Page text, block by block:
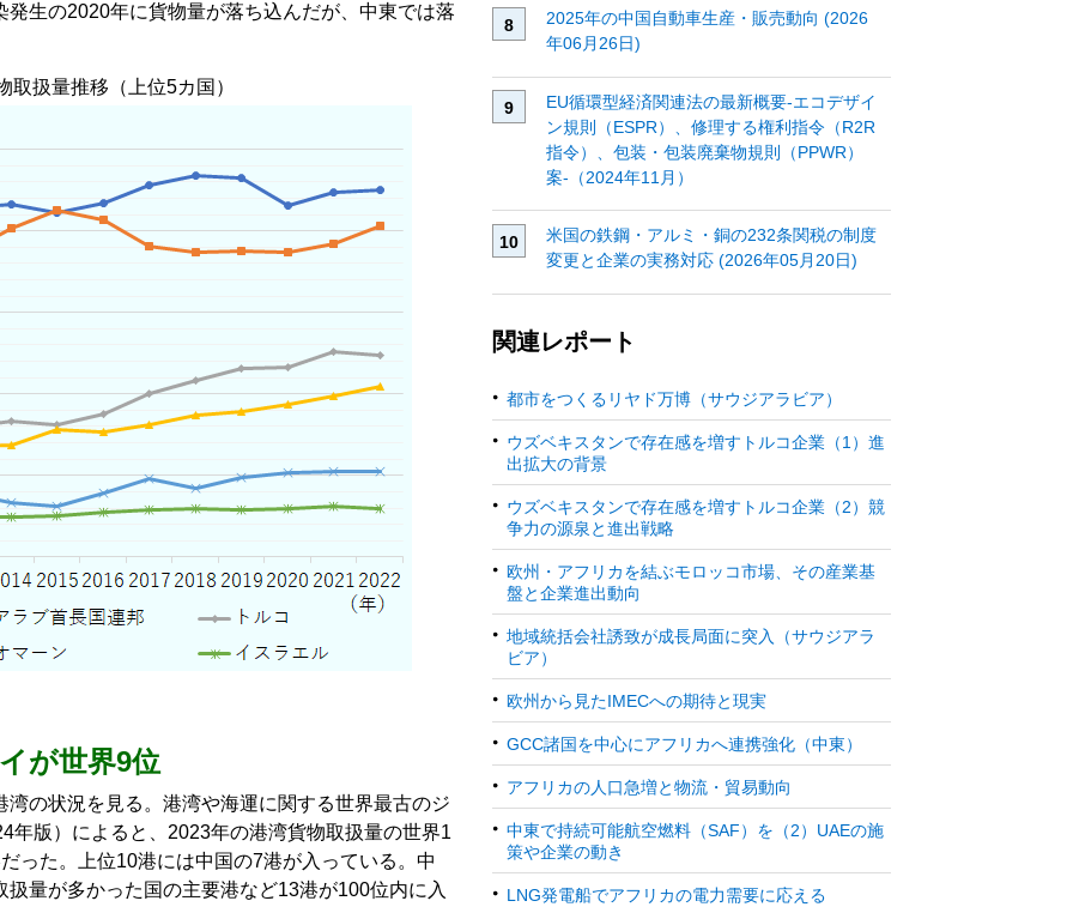
生の2020年に貨物量が落ち込んだが、中東では落
取扱量推移（上位5カ国）
が世界9位
の状況を見る。港湾や海運に関する世界最古のジ
年版）によると、2023年の港湾貨物取扱量の世界1
った。上位10港には中国の7港が入っている。中
量が多かった国の主要港など13港が100位内に入
2025年の中国自動車生産・販売動向 (2026
年06月26日)
EU循環型経済関連法の最新概要‐エコデザイ
ン規則（ESPR）、修理する権利指令（R2R
指令）、包装・包装廃棄物規則（PPWR）
案‐（2024年11月）
米国の鉄鋼・アルミ・銅の232条関税の制度
変更と企業の実務対応 (2026年05月20日)
関連レポート
都市をつくるリヤド万博（サウジアラビア）
ウズベキスタンで存在感を増すトルコ企業（1）進
出拡大の背景
ウズベキスタンで存在感を増すトルコ企業（2）競
争力の源泉と進出戦略
欧州・アフリカを結ぶモロッコ市場、その産業基
盤と企業進出動向
地域統括会社誘致が成長局面に突入（サウジアラ
ビア）
欧州から見たIMECへの期待と現実
GCC諸国を中心にアフリカへ連携強化（中東）
アフリカの人口急増と物流・貿易動向
中東で持続可能航空燃料（SAF）を（2）UAEの施
策や企業の動き
LNG発電船でアフリカの電力需要に応える